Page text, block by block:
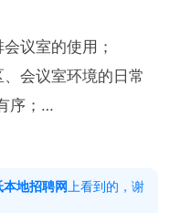
议室的使用；
会议室环境的日常
序；
。
地招聘网 上看到的，谢